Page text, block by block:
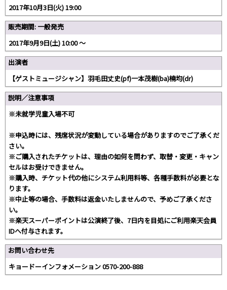
2017年10月3日(火) 19:00
販売期間: 一般発売
2017年9月9日(土) 10:00 〜
出演者
【ゲストミュージシャン】羽毛田丈史(pf)一本茂樹(ba)楠均(dr)
説明／注意事項
※未就学児童入場不可
※申込時には、残席状況が変動している場合がありますのでご了承くだ
さい。
※ご購入されたチケットは、理由の如何を問わず、取替・変更・キャン
セルはお受けできません。
※購入時、チケット代の他にシステム利用料等、各種手数料が必要とな
ります。
※中止等の場合、手数料は返金いたしませんので、予めご了承くださ
い。
※楽天スーパーポイントは公演終了後、7日内を目処にご利用楽天会員
IDへ付与されます。
お問い合わせ先
キョードーインフォメーション 0570-200-888